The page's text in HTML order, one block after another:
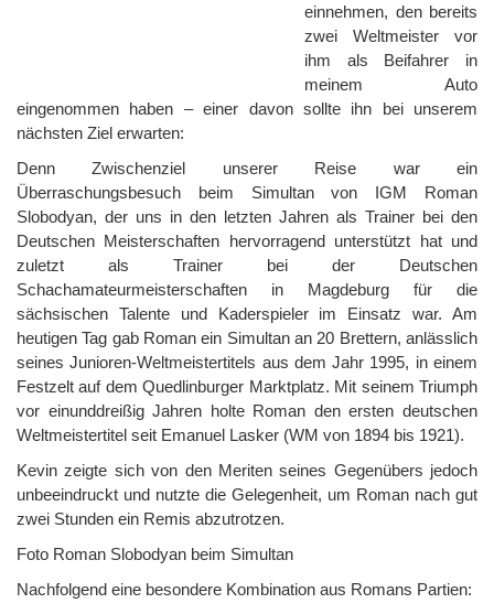
einnehmen, den bereits
zwei Weltmeister vor
ihm als Beifahrer in
meinem Auto
eingenommen haben – einer davon sollte ihn bei unserem
nächsten Ziel erwarten:
Denn Zwischenziel unserer Reise war ein
Überraschungsbesuch beim Simultan von IGM Roman
Slobodyan, der uns in den letzten Jahren als Trainer bei den
Deutschen Meisterschaften hervorragend unterstützt hat und
zuletzt als Trainer bei der Deutschen
Schachamateurmeisterschaften in Magdeburg für die
sächsischen Talente und Kaderspieler im Einsatz war. Am
heutigen Tag gab Roman ein Simultan an 20 Brettern, anlässlich
seines Junioren-Weltmeistertitels aus dem Jahr 1995, in einem
Festzelt auf dem Quedlinburger Marktplatz. Mit seinem Triumph
vor einunddreißig Jahren holte Roman den ersten deutschen
Weltmeistertitel seit Emanuel Lasker (WM von 1894 bis 1921).
Kevin zeigte sich von den Meriten seines Gegenübers jedoch
unbeeindruckt und nutzte die Gelegenheit, um Roman nach gut
zwei Stunden ein Remis abzutrotzen.
Foto Roman Slobodyan beim Simultan
Nachfolgend eine besondere Kombination aus Romans Partien: